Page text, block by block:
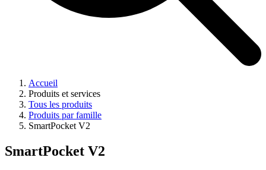
Accueil
Produits et services
Tous les produits
Produits par famille
SmartPocket V2
SmartPocket V2